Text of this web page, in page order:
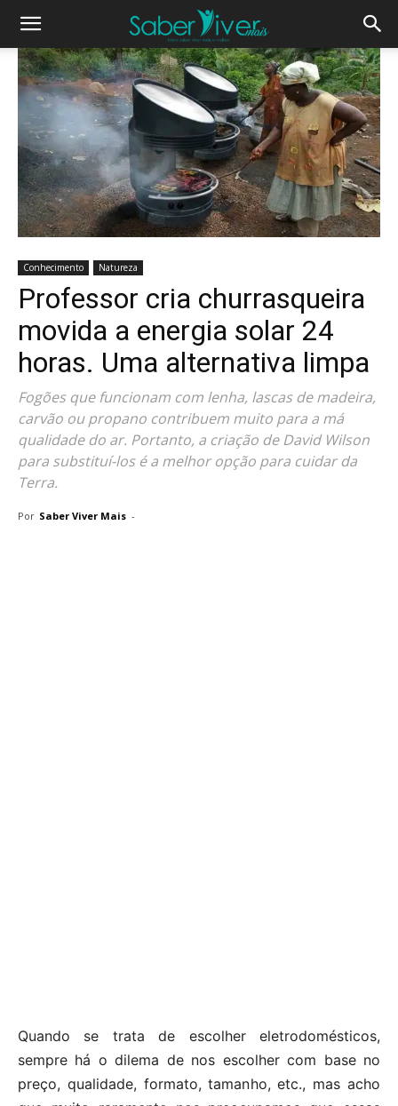
Conhecimento Natureza
Professor cria churrasqueira
movida a energia solar 24
horas. Uma alternativa limpa
Fogões que funcionam com lenha, lascas de madeira,
carvão ou propano contribuem muito para a má
qualidade do ar. Portanto, a criação de David Wilson
para substituí-los é a melhor opção para cuidar da
Terra.
Por Saber Viver Mais -
Quando se trata de escolher eletrodomésticos,
sempre há o dilema de nos escolher com base no
preço, qualidade, formato, tamanho, etc., mas acho